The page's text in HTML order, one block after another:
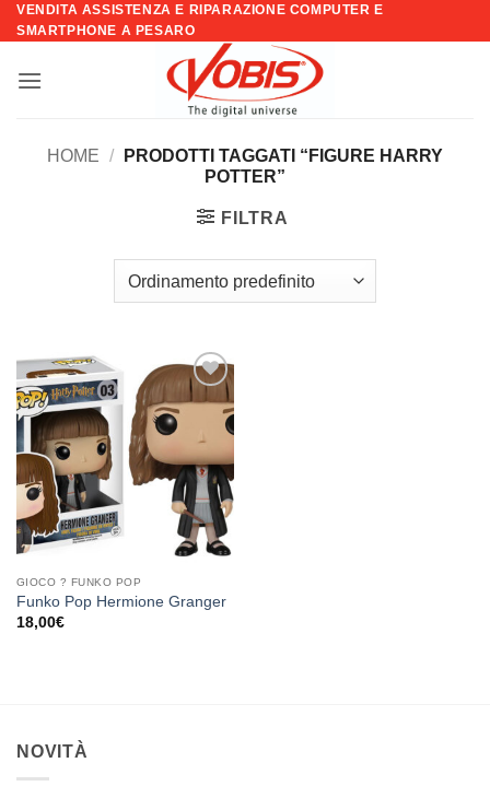
Salta
ai
VENDITA ASSISTENZA E RIPARAZIONE COMPUTER E
SMARTPHONE A PESARO
HOME /
PRODOTTI TAGGATI “FIGURE HARRY
POTTER”
FILTRA
Aggiungi
alla lista
GIOCO ? FUNKO POP
Funko Pop Hermione Granger
18,00€
NOVITÀ